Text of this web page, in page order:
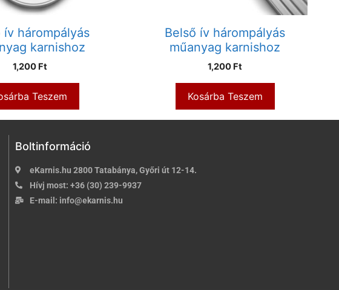
ív hárompályás
karnishoz
1,200 Ft
Teszem
Belső ív hárompályás
műanyag karnishoz
1,200 Ft
Kosárba Teszem
Boltinformáció
eKarnis.hu 2800 Tatabánya, Győri út 12-14.
Hívj most: +36 (30) 239-9937
E-mail: info@ekarnis.hu